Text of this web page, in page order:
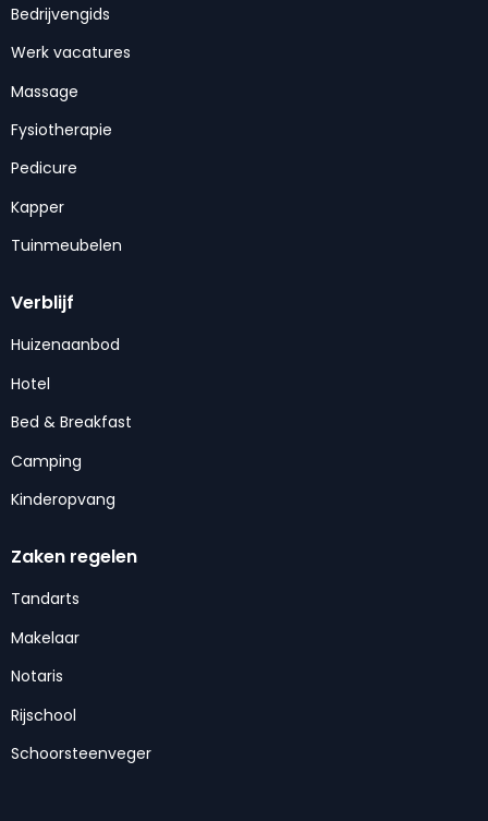
Bedrijvengids
Werk vacatures
Massage
Fysiotherapie
Pedicure
Kapper
Tuinmeubelen
Verblijf
Huizenaanbod
Hotel
Bed & Breakfast
Camping
Kinderopvang
Zaken regelen
Tandarts
Makelaar
Notaris
Rijschool
Schoorsteenveger